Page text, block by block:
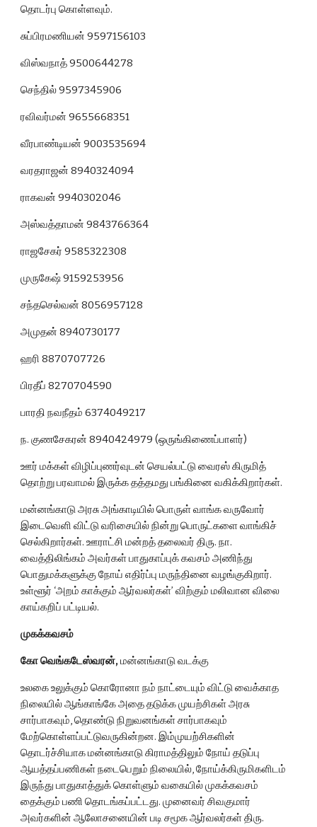
தொடர்பு கொள்ளவும்.
சுப்பிரமணியன் 9597156103
விஸ்வநாத் 9500644278
செந்தில் 9597345906
ரவிவர்மன் 9655668351
வீரபாண்டியன் 9003535694
வரதராஜன் 8940324094
ராகவன் 9940302046
அஸ்வத்தாமன் 9843766364
ராஜசேகர் 9585322308
முருகேஷ் 9159253956
சந்தசெல்வன் 8056957128
அமுதன் 8940730177
ஹரி 8870707726
பிரதீப் 8270704590
பாரதி நவநீதம் 6374049217
ந. குணசேகரன் 8940424979 (ஒருங்கிணைப்பாளர்)
ஊர் மக்கள் விழிப்புணர்வுடன் செயல்பட்டு வைரஸ் கிருமித்
தொற்று பரவாமல் இருக்க தத்தமது பங்கினை வகிக்கிறார்கள்.
மன்னங்காடு அரசு அங்காடியில் பொருள் வாங்க வருவோர்
இடைவெளி விட்டு வரிசையில் நின்று பொருட்களை வாங்கிச்
செல்கிறார்கள். ஊராட்சி மன்றத் தலைவர் திரு. நா.
வைத்திலிங்கம் அவர்கள் பாதுகாப்புக் கவசம் அணிந்து
பொதுமக்களுக்கு நோய் எதிர்ப்பு மருந்தினை வழங்குகிறார்.
உள்ளூர் ‘அறம் காக்கும் ஆர்வலர்கள்’ விற்கும் மலிவான விலை
காய்கறிப் பட்டியல்.
முகக்கவசம்
கோ வெங்கடேஸ்வரன், மன்னங்காடு வடக்கு
உலகை உலுக்கும் கொரோனா நம் நாட்டையும் விட்டு வைக்காத
நிலையில் ஆங்காங்கே அதை தடுக்க முயற்சிகள் அரசு
சார்பாகவும், தொண்டு நிறுவனங்கள் சார்பாகவும்
மேற்கொள்ளப்பட்டுவருகின்றன. இம்முயற்சிகளின்
தொடர்ச்சியாக மன்னங்காடு கிராமத்திலும் நோய் தடுப்பு
ஆயத்தப்பணிகள் நடைபெறும் நிலையில், நோய்க்கிருமிகளிடம்
இருந்து பாதுகாத்துக் கொள்ளும் வகையில் முகக்கவசம்
தைக்கும் பணி தொடங்கப்பட்டது. முனைவர் சிவகுமார்
அவர்களின் ஆலோசனையின் படி சமூக ஆர்வலர்கள் திரு.